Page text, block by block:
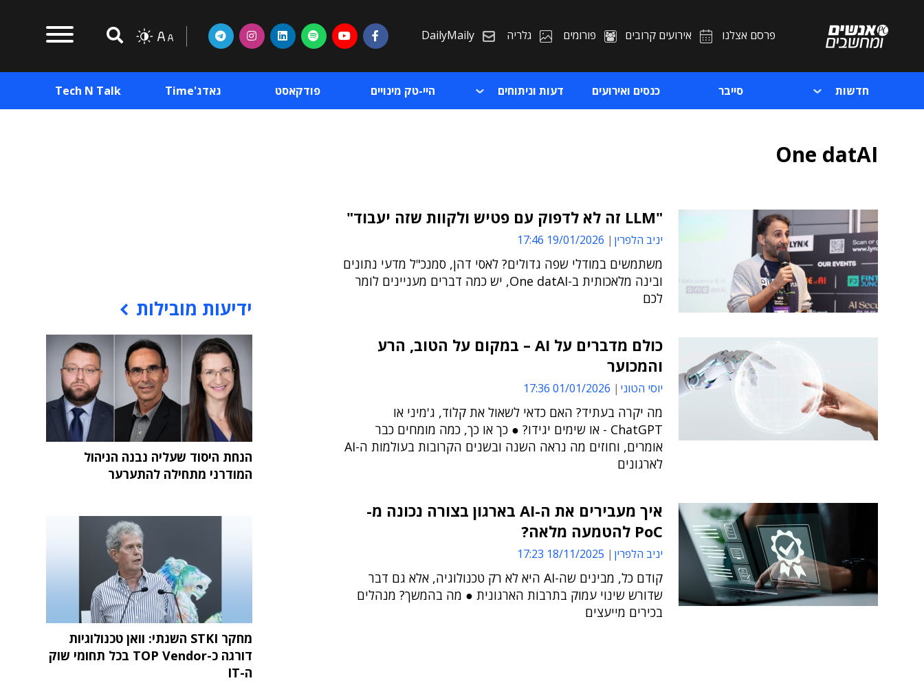
פרסם אצלנו אירועים קרובים פורומים גלריה DailyMaily
חדשות סייבר כנסים ואירועים דעות וניתוחים היי-טק מינויים פודקאסט גאדג'Time Tech N Talk
One datAI
"LLM זה לא לדפוק עם פטיש ולקוות שזה יעבוד"
יניב הלפרין 19/01/2026 17:46
משתמשים במודלי שפה גדולים? לאסי דהן, סמנכ"ל מדעי נתונים
ובינה מלאכותית ב-One datAI, יש כמה דברים מעניינים לומר
לכם
כולם מדברים על AI – במקום על הטוב, הרע
והמכוער
יוסי הטוני 01/01/2026 17:36
מה יקרה בעתיד? האם כדאי לשאול את קלוד, ג'מיני או
ChatGPT - או שימים יגידו? ● כך או כך, כמה מומחים כבר
אומרים, וחוזים מה נראה השנה ובשנים הקרובות בעולמות ה-AI
לארגונים
איך מעבירים את ה-AI בארגון בצורה נכונה מ-
PoC להטמעה מלאה?
יניב הלפרין 18/11/2025 17:23
קודם כל, מבינים שה-AI היא לא רק טכנולוגיה, אלא גם דבר
שדורש שינוי עמוק בתרבות הארגונית ● מה בהמשך? מנהלים
בכירים מייעצים
ידיעות מובילות
הנחת היסוד שעליה נבנה הניהול
המודרני מתחילה להתערער
מחקר STKI השנתי: וואן טכנולוגיות
דורגה כ-TOP Vendor בכל תחומי שוק
ה-IT